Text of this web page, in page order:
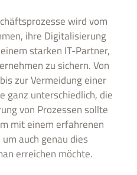
wird vom
ihre Digitalisierung
starken IT-Partner,
zu sichern. Von
zur Vermeidung einer
ganz unterschiedlich, die
von Prozessen sollte
mit einem erfahrenen
auch genau dies
erreichen möchte.